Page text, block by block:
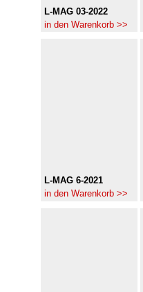
L-MAG 03-2022
in den Warenkorb >>
L-MAG 6-2021
in den Warenkorb >>